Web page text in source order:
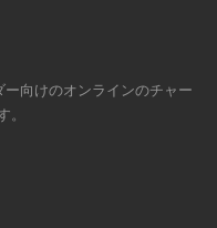
向けのオンラインのチャー
。